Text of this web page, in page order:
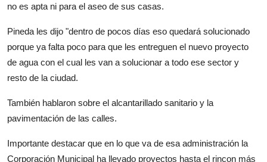
no es apta ni para el aseo de sus casas.
Pineda les dijo "dentro de pocos días eso quedará solucionado
porque ya falta poco para que les entreguen el nuevo proyecto
de agua con el cual les van a solucionar a todo ese sector y
resto de la ciudad.
También hablaron sobre el alcantarillado sanitario y la
pavimentación de las calles.
Importante destacar que en lo que va de esa administración la
Corporación Municipal ha llevado proyectos hasta el rincon más